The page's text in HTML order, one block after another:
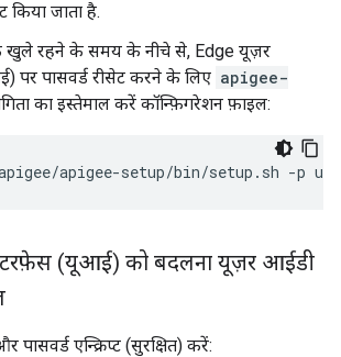
किया जाता है.
खुले रहने के समय के नीचे से, Edge यूज़र
पर पासवर्ड रीसेट करने के लिए apigee-
का इस्तेमाल करें कॉन्फ़िगरेशन फ़ाइल:
apigee-setup/bin/setup.sh -p
(यूआई) को बदलना यूज़र आईडी
एन्क्रिप्ट (सुरक्षित) करें: